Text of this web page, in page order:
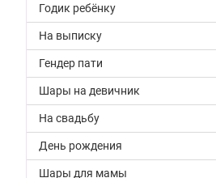
Годик ребёнку
На выписку
Гендер пати
Шары на девичник
На свадьбу
День рождения
Шары для мамы